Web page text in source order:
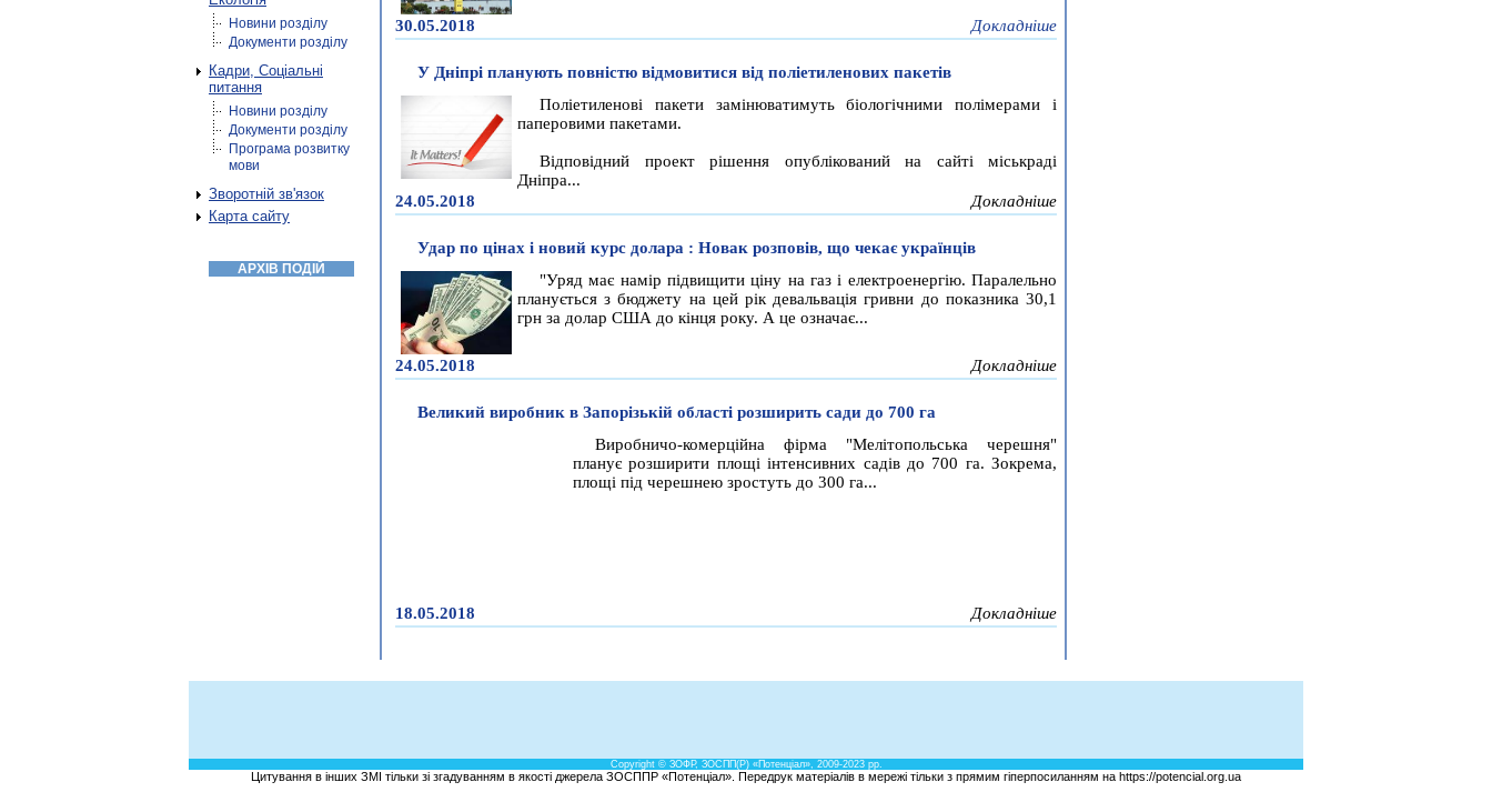
Новини розділу
Документи розділу
Кадри, Соціальні
питання
Новини розділу
Документи розділу
Програма розвитку
мови
Зворотній зв'язок
Карта сайту
АРХІВ ПОДІЙ
30.05.2018 Докладніше
У Дніпрі планують повністю відмовитися від поліетиленових пакетів
Поліетиленові пакети замінюватимуть біологічними полімерами і
паперовими пакетами.
Відповідний проект рішення опублікований на сайті міськраді
Дніпра...
24.05.2018
Докладніше
Удар по цінах і новий курс долара : Новак розповів, що чекає українців
"Уряд має намір підвищити ціну на газ і електроенергію. Паралельно
планується з бюджету на цей рік девальвація гривни до показника 30,1
грн за долар США до кінця року. А це означає...
24.05.2018 Докладніше
Великий виробник в Запорізькій області розширить сади до 700 га
Виробничо-комерційна фірма "Мелітопольська черешня"
планує розширити площі інтенсивних садів до 700 га. Зокрема,
площі під черешнею зростуть до 300 га...
18.05.2018 Докладніше
Copyright © ЗОФР, ЗОСПП(Р) «Потенціал», 2009-2023 рр.
Цитування в інших ЗМІ тільки зі згадуванням в якості джерела ЗОСППР «Потенціал». Передрук матеріалів в мережі тільки з прямим гіперпосиланням на https://potencial.org.ua